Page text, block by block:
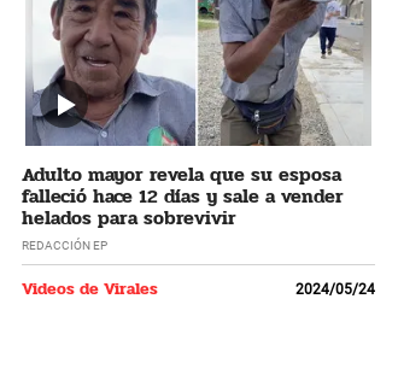
Adulto mayor revela que su esposa
falleció hace 12 días y sale a vender
helados para sobrevivir
REDACCIÓN EP
Videos de Virales 2024/05/24